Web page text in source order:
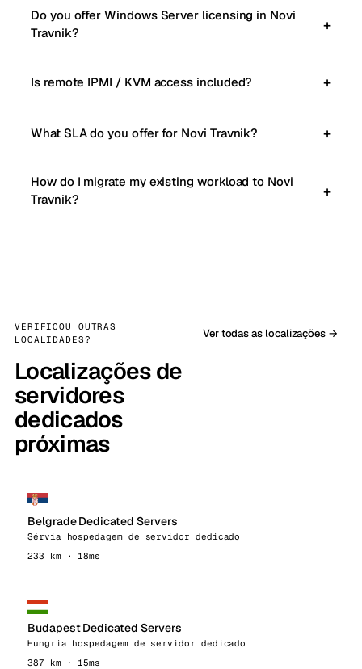
Do you offer Windows Server licensing in Novi
Travnik?
Is remote IPMI / KVM access included?
What SLA do you offer for Novi Travnik?
How do I migrate my existing workload to Novi
Travnik?
VERIFICOU OUTRAS
LOCALIDADES?
Localizações de
servidores
dedicados
próximas
Ver todas as localizações →
Belgrade Dedicated Servers
Sérvia hospedagem de servidor dedicado
233 km · 18ms
Budapest Dedicated Servers
Hungria hospedagem de servidor dedicado
387 km · 15ms